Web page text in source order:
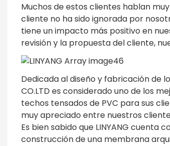
Muchos de estos clientes hablan
cliente no ha sido ignorada por
tiene un impacto más positivo en
revisión y la propuesta del cliente,
Dedicada al diseño y fabricación de
CO.LTD es considerado uno de los
techos tensados ​​de PVC para sus
muy apreciado entre nuestros
Es bien sabido que LINYANG
construcción de una membrana